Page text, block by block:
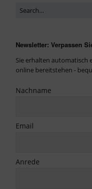
Newsletter: Verpassen
Sie erhalten automatisch
online bereitstehen -
Nachname
Email
Anrede